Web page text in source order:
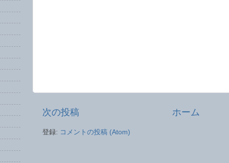
次の投稿 ホーム
登録: コメントの投稿 (Atom)